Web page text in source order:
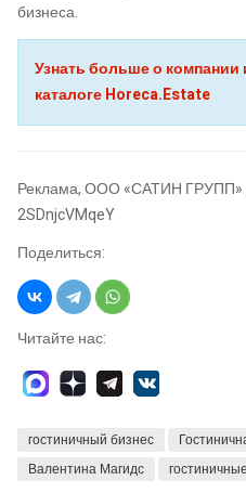
бизнеса.
Узнать больше о компании
каталоге Horeca.Estate
Реклама, ООО «САТИН ГРУПП»
2SDnjcVMqeY
Поделиться:
Читайте нас:
гостиничный бизнес
Валентина Магидс